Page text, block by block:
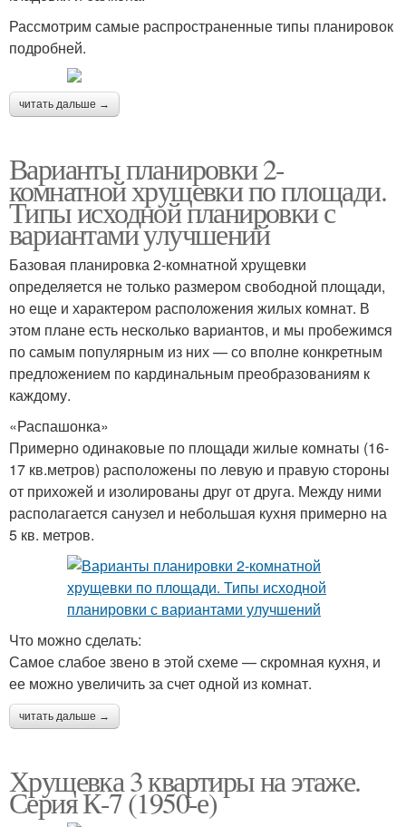
Рассмотрим самые распространенные типы планировок
подробней.
читать дальше →
Варианты планировки 2-
комнатной хрущевки по площади.
Типы исходной планировки с
вариантами улучшений
Базовая планировка 2-комнатной хрущевки
определяется не только размером свободной площади,
но еще и характером расположения жилых комнат. В
этом плане есть несколько вариантов, и мы пробежимся
по самым популярным из них — со вполне конкретным
предложением по кардинальным преобразованиям к
каждому.
«Распашонка»
Примерно одинаковые по площади жилые комнаты (16-
17 кв.метров) расположены по левую и правую стороны
от прихожей и изолированы друг от друга. Между ними
располагается санузел и небольшая кухня примерно на
5 кв. метров.
Что можно сделать:
Самое слабое звено в этой схеме — скромная кухня, и
ее можно увеличить за счет одной из комнат.
читать дальше →
Хрущевка 3 квартиры на этаже.
Серия К-7 (1950-е)